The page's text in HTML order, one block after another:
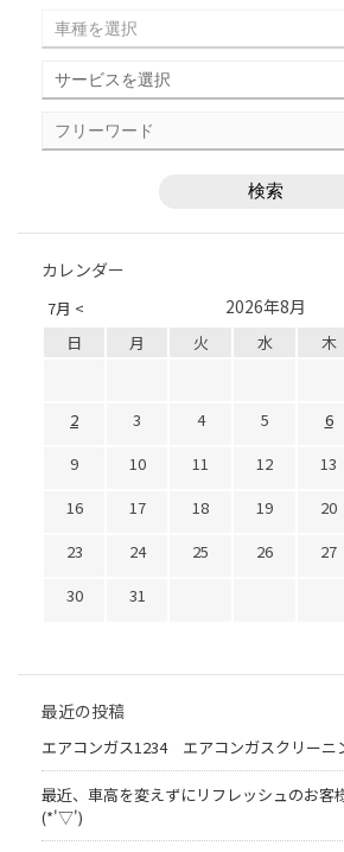
カレンダー
7月 < 2026年8月
日 月 火 水 木
2
3 4 5 6
9
10 11 12 13
16
17 18 19 20
23
24 25 26 27
30
31
最近の投稿
エアコンガス1234 エアコンガスクリーニ
最近、車高を変えずにリフレッシュのお客
(*'▽')